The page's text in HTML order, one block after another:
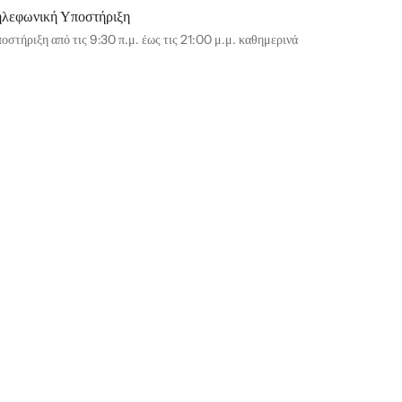
Υποστήριξη
από τις 9:30 π.μ. έως τις 21:00 μ.μ. καθημερινά